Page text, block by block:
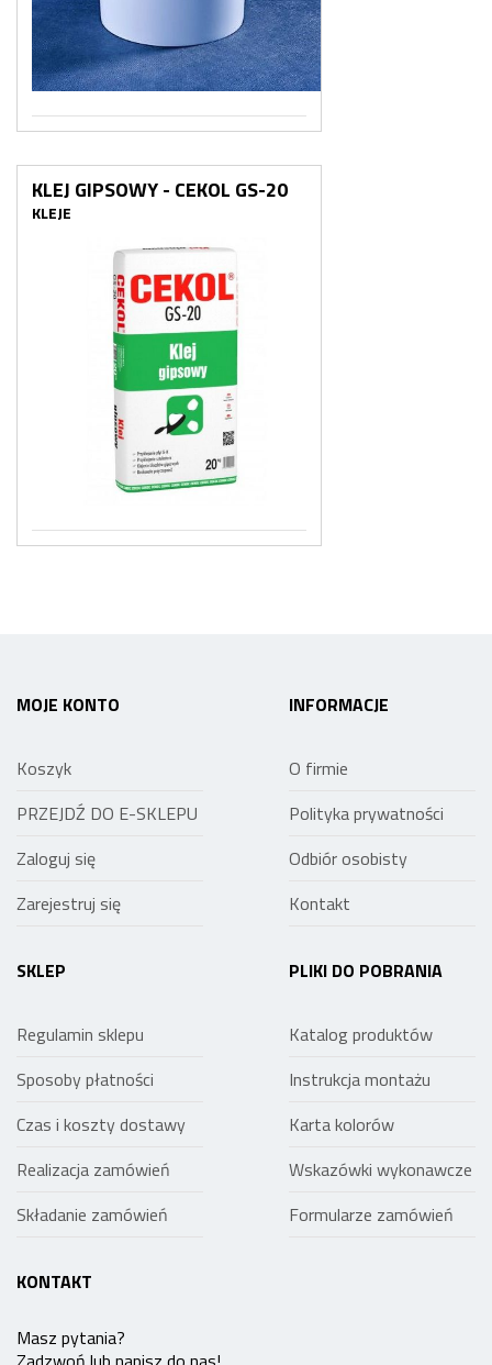
KLEJ GIPSOWY - CEKOL GS-20
KLEJE
MOJE KONTO
Koszyk
PRZEJDŹ DO E-SKLEPU
Zaloguj się
Zarejestruj się
INFORMACJE
O firmie
Polityka prywatności
Odbiór osobisty
Kontakt
SKLEP
Regulamin sklepu
Sposoby płatności
Czas i koszty dostawy
Realizacja zamówień
Składanie zamówień
PLIKI DO POBRANIA
Katalog produktów
Instrukcja montażu
Karta kolorów
Wskazówki wykonawcze
Formularze zamówień
KONTAKT
Masz pytania?